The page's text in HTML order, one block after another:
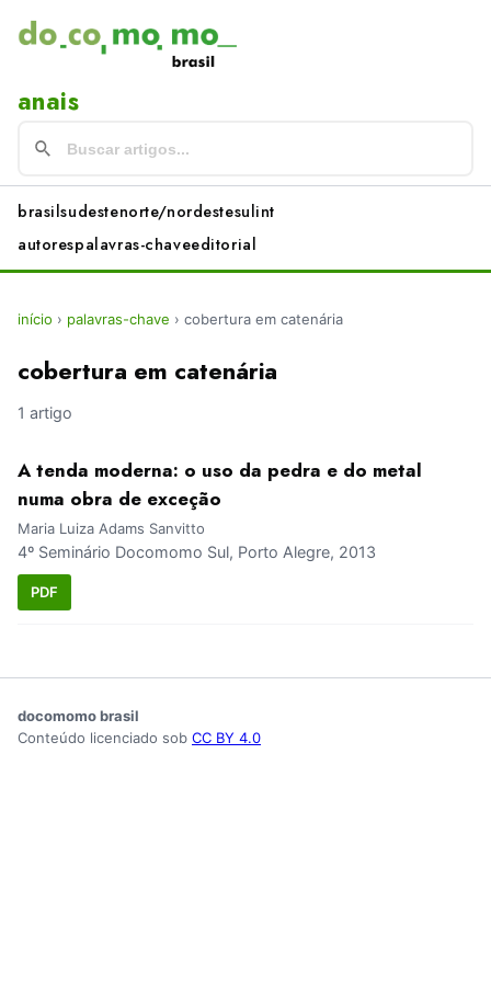
anais
brasilsudestenorte/nordestesulint
autorespalavras-chaveeditorial
início › palavras-chave › cobertura em catenária
cobertura em catenária
1 artigo
A tenda moderna: o uso da pedra e do metal
numa obra de exceção
Maria Luiza Adams Sanvitto
4º Seminário Docomomo Sul, Porto Alegre, 2013
PDF
docomomo brasil
Conteúdo licenciado sob CC BY 4.0